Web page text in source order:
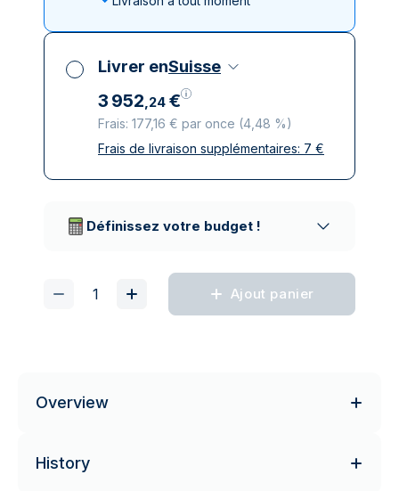
Livrer enSuisse
3 952,24 €
Frais: 177,16 € par once (4,48 %)
Toutes taxes comprises
Frais de livraison supplémentaires: 7 €
Définissez votre budget !
Ajout panier
Overview
History